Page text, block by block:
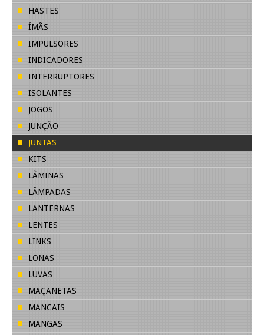
HASTES
ÍMÃS
IMPULSORES
INDICADORES
INTERRUPTORES
ISOLANTES
JOGOS
JUNÇÃO
JUNTAS
KITS
LÂMINAS
LÂMPADAS
LANTERNAS
LENTES
LINKS
LONAS
LUVAS
MAÇANETAS
MANCAIS
MANGAS